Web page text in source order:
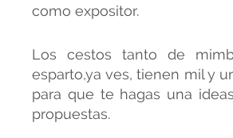
como expositor.
Los cestos tanto de
esparto,ya ves, tienen mil y
para que te hagas una
propuestas.